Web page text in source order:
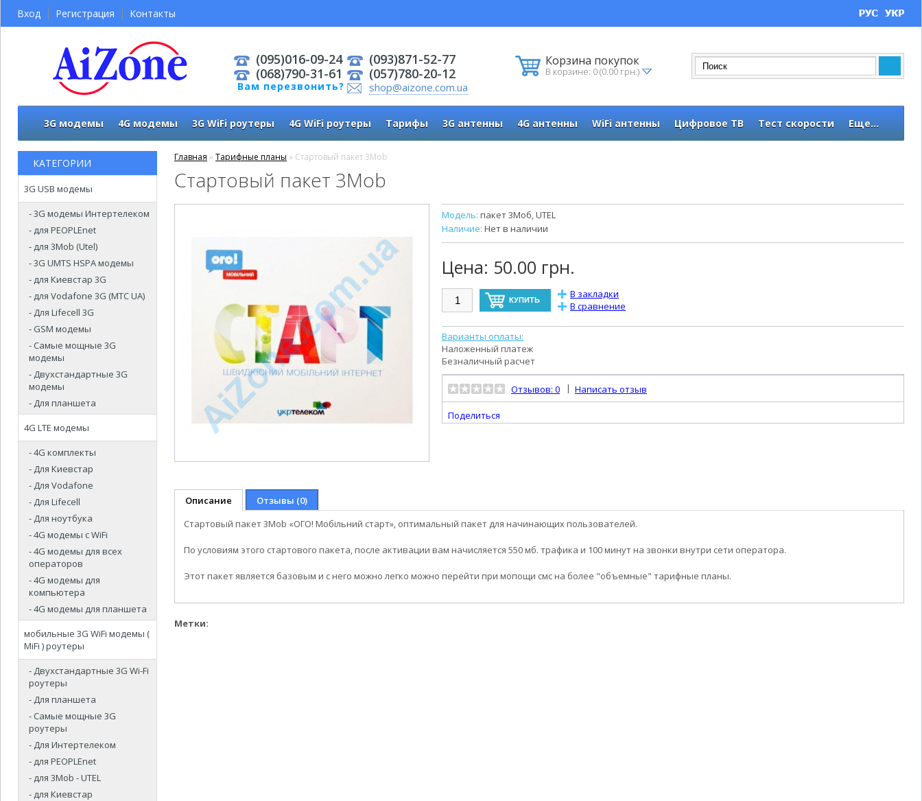
Корзина покупок
В корзине: 0 (0.00 грн.)
(095)016-09-24
(068)790-31-61
Вам перезвонить?
(093)871-52-77
(057)780-20-12
shop@aizone.com.ua
Вход Регистрация Контакты
3G модемы 4G модемы 3G WiFi роутеры 4G WiFi роутеры Тарифы 3G антенны 4G антенны WiFi антенны Цифровое ТВ Тест скорости Еще...
КАТЕГОРИИ
3G USB модемы
- 3G модемы Интертелеком
- для PEOPLEnet
- для 3Mob (Utel)
- 3G UMTS HSPA модемы
- для Киевстар 3G
- для Vodafone 3G (МТС UA)
- Для Lifecell 3G
- GSM модемы
- Самые мощные 3G
модемы
- Двухстандартные 3G
модемы
- Для планшета
4G LTE модемы
- 4G комплекты
- Для Киевстар
- Для Vodafone
- Для Lifecell
- Для ноутбука
- 4G модемы с WiFi
- 4G модемы для всех
операторов
- 4G модемы для
компьютера
- 4G модемы для планшета
мобильные 3G WiFi модемы (
MiFi ) роутеры
- Двухстандартные 3G Wi-Fi
роутеры
- Для планшета
- Самые мощные 3G
роутеры
- Для Интертелеком
- для PEOPLEnet
- для 3Mob - UTEL
- для Киевстар
Главная » Тарифные планы » Стартовый пакет 3Mob
Стартовый пакет 3Mob
Модель: пакет 3Моб, UTEL
Наличие: Нет в наличии
Цена: 50.00 грн.
В закладки
В сравнение
Варианты оплаты:
Наложенный платеж
Безналичный расчет
Отзывов: 0 | Написать отзыв
Поделиться
Описание
Отзывы (0)
Cтартовый пакет 3Mob «ОГО! Мобільний старт», оптимальный пакет для начинающих пользователей.
По условиям этого стартового пакета, после активации вам начисляется 550 мб. трафика и 100 минут на звонки внутри сети оператора.
Этот пакет является базовым и с него можно легко можно перейти при мопощи смс на более "объемные" тарифные планы.
Метки: